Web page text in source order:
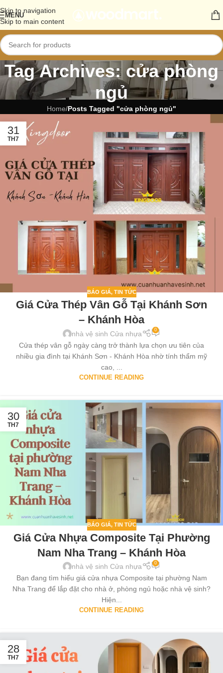
Skip to navigation
Skip to main content
MENU
Tag Archives: cửa phòng
ngủ
Home/Posts Tagged "cửa phòng ngủ"
31
TH7
BÁO GIÁ, TIN TỨC
Giá Cửa Thép Vân Gỗ Tại Khánh Sơn
– Khánh Hòa
nhà vệ sinh Cửa nhựa 0
Cửa thép vân gỗ ngày càng trở thành lựa chọn ưu tiên của
nhiều gia đình tại Khánh Sơn - Khánh Hòa nhờ tính thẩm mỹ
cao, ...
CONTINUE READING
30
TH7
BÁO GIÁ, TIN TỨC
Giá Cửa Nhựa Composite Tại Phường
Nam Nha Trang – Khánh Hòa
nhà vệ sinh Cửa nhựa 0
Bạn đang tìm hiểu giá cửa nhựa Composite tại phường Nam
Nha Trang để lắp đặt cho nhà ở, phòng ngủ hoặc nhà vệ sinh?
Hiện...
CONTINUE READING
28
TH7